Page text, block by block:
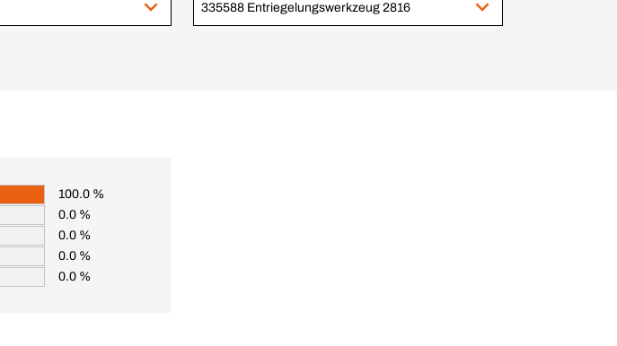
335588 Entriegelungswerkzeug 2816
100.0 %
0.0 %
0.0 %
0.0 %
0.0 %